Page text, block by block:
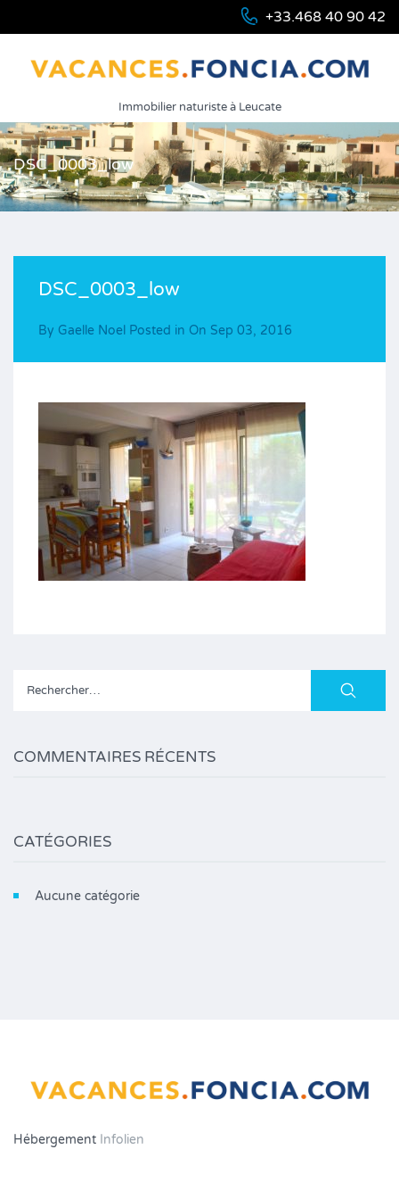
+33.468 40 90 42
Immobilier naturiste à Leucate
DSC_0003_low
DSC_0003_low
By Gaelle Noel Posted in On Sep 03, 2016
Rechercher :
COMMENTAIRES RÉCENTS
CATÉGORIES
Aucune catégorie
Hébergement Infolien